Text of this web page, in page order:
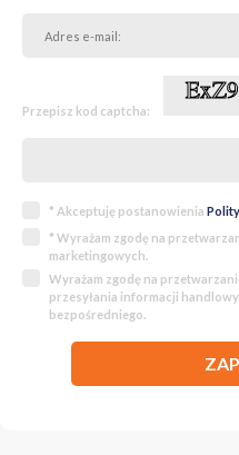
Przepisz kod captcha:
* Akceptuję postanowienia
* Wyrażam zgodę na
marketingowych.
Wyrażam zgodę na
przesyłania informacji
bezpośredniego.